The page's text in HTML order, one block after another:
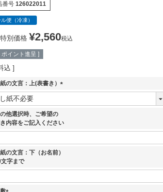
番号 126022011
便（冷凍）
別価格 ¥2,560税込
ポイント進呈 ]
込
の文言：上(表書き）
(
他選択時、ご希望の
内容をご記入ください
の文言：下（お名前）
字まで